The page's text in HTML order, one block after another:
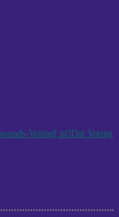
Voting[:pl]Dat Voting